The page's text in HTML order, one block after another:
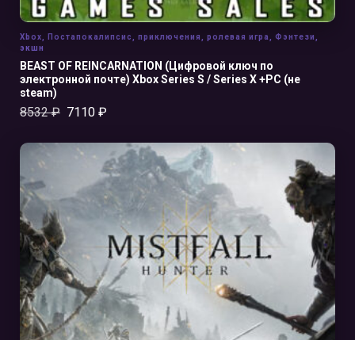
BEAST OF REINCARNATION (Цифровой ключ по
электронной почте) Xbox Series S / Series X +PC (не
steam)
8532₽ 7110 ₽
Xbox, Постапокалипсис, приключения, ролевая игра, Фэнтези,
экшн
В КОРЗИНУ